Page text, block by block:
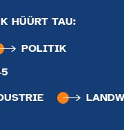
HÜÜRT TAU:
POLITIK